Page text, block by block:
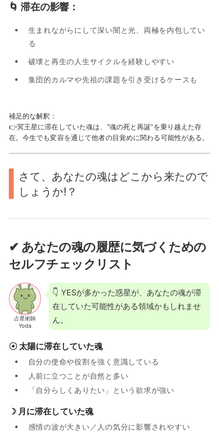
🌀 滞在の影響：
生まれながらにして深い闇と光、両極を内包してい
る
破壊と再生の人生サイクルを経験しやすい
集団的カルマや先祖の課題を引き受けるケースも
補足的な解釈：
👉冥王星に滞在していた魂は、“魂の死と再誕”を乗り越えた存
在。今生でも変容を通じて他者の目覚めに関わる可能性がある。
さて、あなたの魂はどこから来たので
しょうか!？
✔ あなたの魂の履歴に気づくための
セルフチェックリスト
占星術師
Yoda
👇 YESが多かった惑星が、あなたの魂が滞
在していた可能性がある領域かもしれませ
ん。
☉ 太陽に滞在していた魂
自分の使命や役割を強く意識している
人前に立つことが自然と多い
「自分らしくありたい」という欲求が強い
☽ 月に滞在していた魂
感情の波が大きい／人の気分に影響されやすい